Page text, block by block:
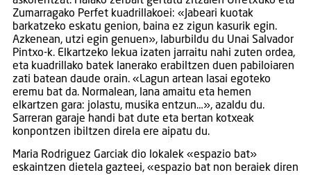
Zumarragako Perfet kuadrillakoei: «Jabeari kuotak
barkatzeko eskatu genion, baina ez zigun kasurik egin.
Azkenean, utzi egin genuen», laburbildu du Unai Salvador
Pintxo-k. Elkartzeko lekua izaten jarraitu nahi zuten ordea,
eta kuadrillako batek lanerako erabiltzen duen pabiloiaren
zati batean daude orain. «Lagun artean lasai egoteko
eremu bat da. Normalean, lana amaitu eta hemen
elkartzen gara: jolastu, musika entzun…», azaldu du.
Sarreran garaje handi bat dute eta bertan kotxeak
konpontzen ibiltzen direla ere aipatu du.
Maria Rodriguez Garciak dio lokalek «espazio bat»
eskaintzen dietela gazteei, «espazio bat non beraiek diren